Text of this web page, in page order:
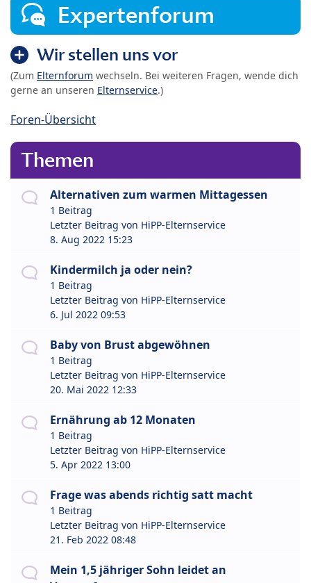
Expertenforum
Wir stellen uns vor
(Zum Elternforum wechseln. Bei weiteren Fragen, wende dich
gerne an unseren Elternservice.)
Foren-Übersicht
Themen
Alternativen zum warmen Mittagessen
1 Beitrag
Letzter Beitrag von HiPP-Elternservice
8. Aug 2022 15:23
Kindermilch ja oder nein?
1 Beitrag
Letzter Beitrag von HiPP-Elternservice
6. Jul 2022 09:53
Baby von Brust abgewöhnen
1 Beitrag
Letzter Beitrag von HiPP-Elternservice
20. Mai 2022 12:33
Ernährung ab 12 Monaten
1 Beitrag
Letzter Beitrag von HiPP-Elternservice
5. Apr 2022 13:00
Frage was abends richtig satt macht
1 Beitrag
Letzter Beitrag von HiPP-Elternservice
21. Feb 2022 08:48
Mein 1,5 jähriger Sohn leidet an